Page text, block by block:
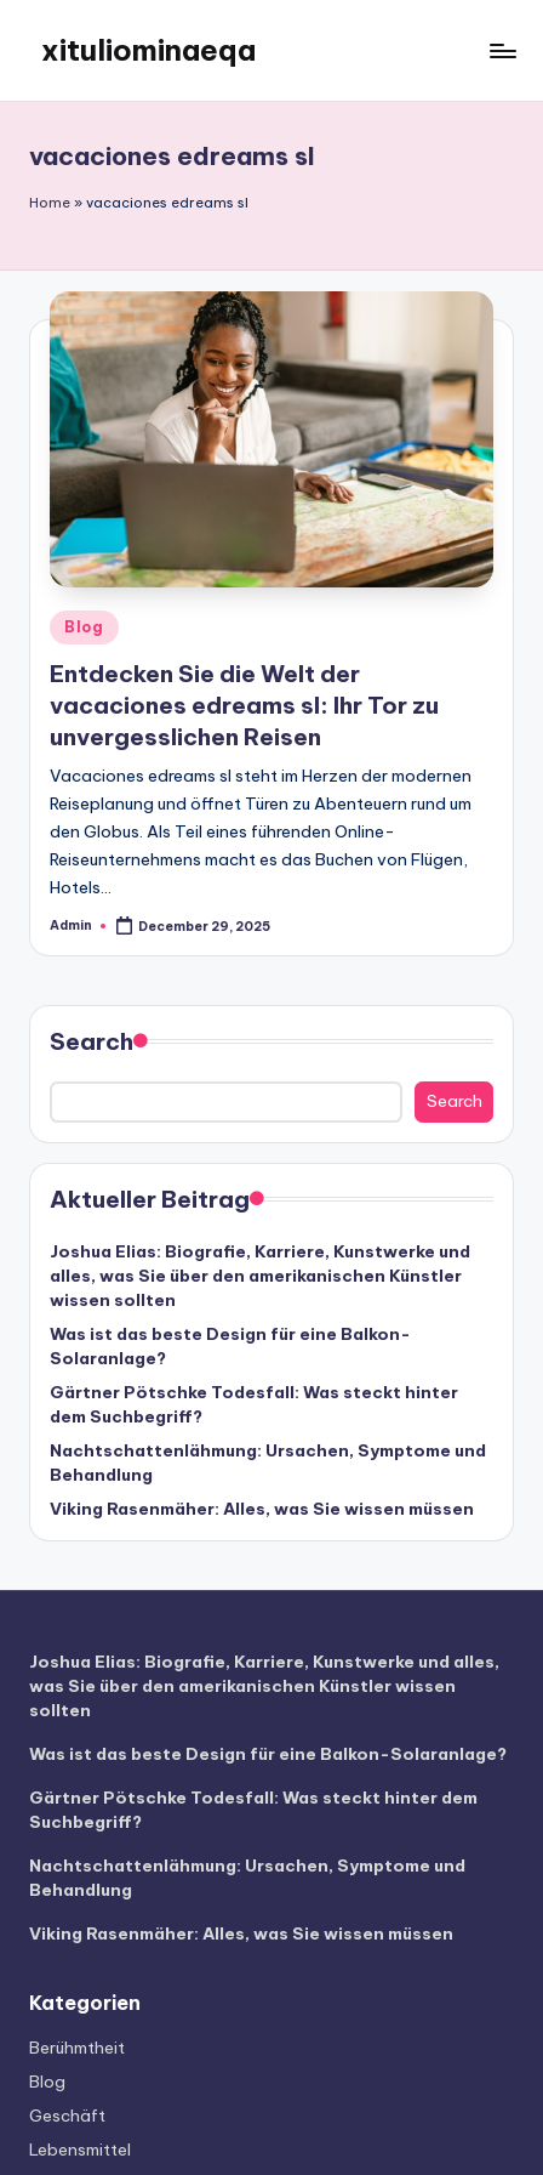
content
xituliominaeqa
vacaciones edreams sl
Home » vacaciones edreams sl
Posted
in
Blog
Entdecken Sie die Welt der
vacaciones edreams sl: Ihr Tor zu
unvergesslichen Reisen
Vacaciones edreams sl steht im Herzen der modernen
Reiseplanung und öffnet Türen zu Abenteuern rund um
den Globus. Als Teil eines führenden Online-
Reiseunternehmens macht es das Buchen von Flügen,
Hotels…
Posted
Admin December 29, 2025
Search
Search
Aktueller Beitrag
Joshua Elias: Biografie, Karriere, Kunstwerke und
alles, was Sie über den amerikanischen Künstler
wissen sollten
Was ist das beste Design für eine Balkon-
Solaranlage?
Gärtner Pötschke Todesfall: Was steckt hinter
dem Suchbegriff?
Nachtschattenlähmung: Ursachen, Symptome und
Behandlung
Viking Rasenmäher: Alles, was Sie wissen müssen
Joshua Elias: Biografie, Karriere, Kunstwerke und alles,
was Sie über den amerikanischen Künstler wissen
sollten
Was ist das beste Design für eine Balkon-Solaranlage?
Gärtner Pötschke Todesfall: Was steckt hinter dem
Suchbegriff?
Nachtschattenlähmung: Ursachen, Symptome und
Behandlung
Viking Rasenmäher: Alles, was Sie wissen müssen
Kategorien
Berühmtheit
Blog
Geschäft
Lebensmittel